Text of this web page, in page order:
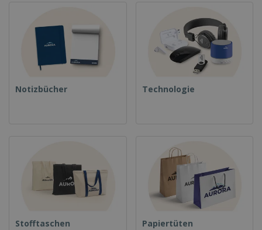
Notizbücher Technologie
Stofftaschen Papiertüten